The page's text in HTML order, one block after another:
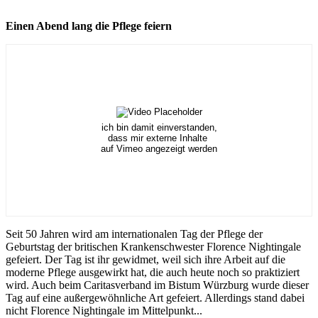
Einen Abend lang die Pflege feiern
ich bin damit einverstanden,
dass mir externe Inhalte
auf Vimeo angezeigt werden
Seit 50 Jahren wird am internationalen Tag der Pflege der
Geburtstag der britischen Krankenschwester Florence Nightingale
gefeiert. Der Tag ist ihr gewidmet, weil sich ihre Arbeit auf die
moderne Pflege ausgewirkt hat, die auch heute noch so praktiziert
wird. Auch beim Caritasverband im Bistum Würzburg wurde dieser
Tag auf eine außergewöhnliche Art gefeiert. Allerdings stand dabei
nicht Florence Nightingale im Mittelpunkt...